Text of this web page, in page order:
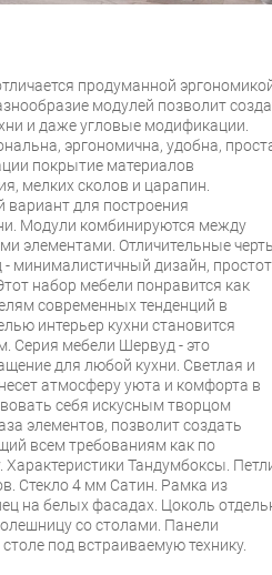
продуманной
модулей позволит
и даже угловые модификации.
эргономична, удобна,
покрытие материалов
мелких сколов и царапин.
вариант для построения
Модули комбинируются между
элементами. Отличительные
минималистичный дизайн,
набор мебели понравится как
современных тенденций в
интерьер кухни становится
Серия мебели Шервуд - это
для любой кухни. Светлая и
атмосферу уюта и комфорта в
себя искусным творцом
элементов, позволит создать
всем требованиям как по
Тандумбоксы.
Стекло 4 мм Сатин. Рамка из
на белых фасадах. Цоколь
со столами. Панели
под встраиваемую технику.